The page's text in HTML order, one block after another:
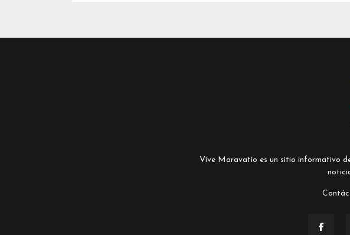
Vive Maravatío es un sitio informativo